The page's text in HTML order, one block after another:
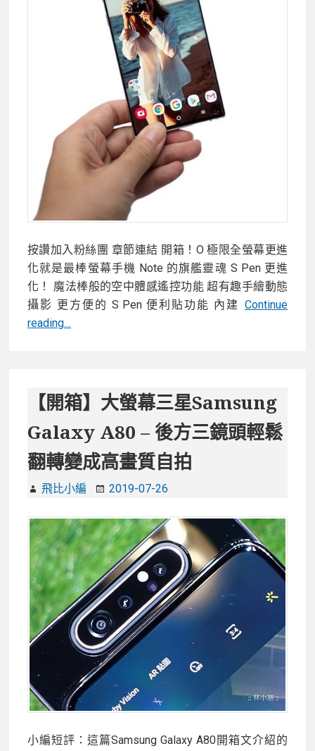
按讚加入粉絲團 章節連結 開箱！O 極限全螢幕更進
化就是最棒螢幕手機 Note 的旗艦靈魂 S Pen 更進
化！ 魔法棒般的空中體感遙控功能 超有趣手繪動態
攝影 更方便的 S Pen 便利貼功能 內建 Continue
reading…
幕
三
星
Galaxy
Note
10+，
機
實
拍
/
S-
Pen
進
化
【開箱】大螢幕三星Samsung
Galaxy A80 – 後方三鏡頭輕鬆
翻轉變成高畫質自拍
飛比小編 2019-07-26
小編短評：這篇Samsung Galaxy A80開箱文介紹的